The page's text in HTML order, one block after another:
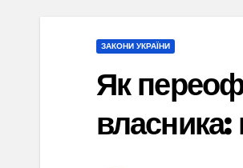
ЗАКОНИ УКРАЇНИ
Як
власника: